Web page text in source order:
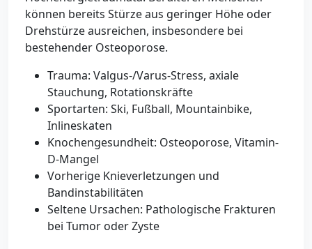
können bereits Stürze aus geringer Höhe oder
Drehstürze ausreichen, insbesondere bei
bestehender Osteoporose.
Trauma: Valgus-/Varus-Stress, axiale
Stauchung, Rotationskräfte
Sportarten: Ski, Fußball, Mountainbike,
Inlineskaten
Knochengesundheit: Osteoporose, Vitamin-
D-Mangel
Vorherige Knieverletzungen und
Bandinstabilitäten
Seltene Ursachen: Pathologische Frakturen
bei Tumor oder Zyste